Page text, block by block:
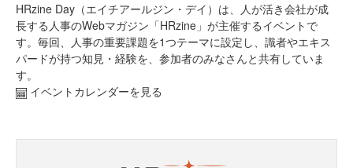
HRzine Day（エイチアールジン・デイ）は、人が活き会社が成
長する人事のWebマガジン「HRzine」が主催するイベントで
す。毎回、人事の重要課題を1つテーマに設定し、識者やエキス
パードが持つ知見・経験を、参加者のみなさんと共有していま
す。
イベントカレンダーを見る